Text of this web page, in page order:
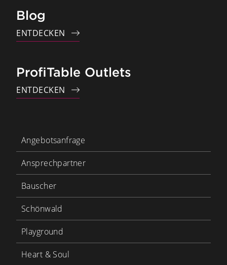
Blog
ENTDECKEN
ProfiTable Outlets
ENTDECKEN
Angebotsanfrage
Ansprechpartner
Bauscher
Schönwald
Playground
Heart & Soul